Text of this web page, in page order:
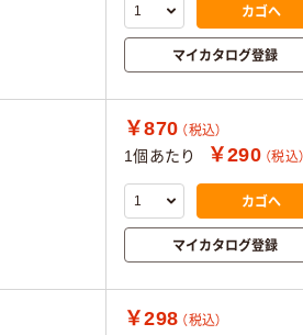
カゴへ
マイカタログ登録
￥870 （税込）
1個あたり ￥290 （税込）
カゴへ
マイカタログ登録
￥298 （税込）